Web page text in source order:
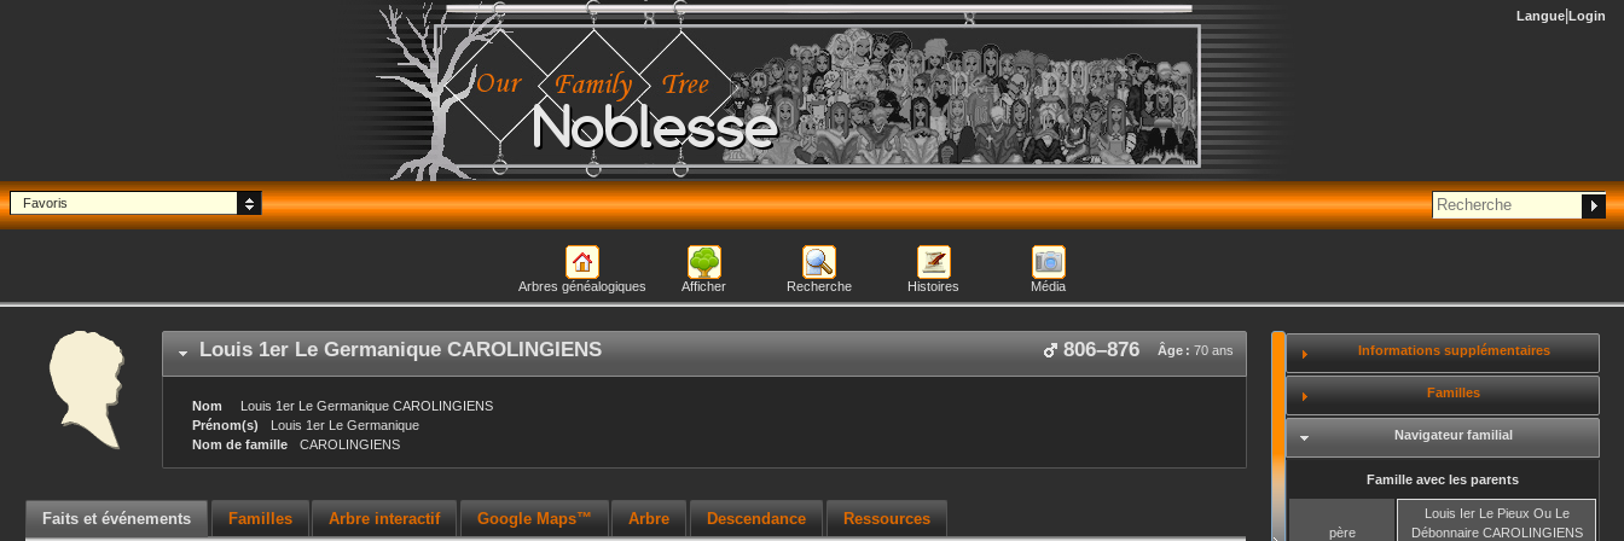
Noblesse
Langue Login
Favoris
Arbres généalogiques Afficher Recherche Histoires Média
Louis 1er Le Germanique CAROLINGIENS Âge : 70 ans
806–876
Nom Louis 1er Le Germanique CAROLINGIENS
Prénom(s)
Louis 1er Le Germanique
Nom de famille
CAROLINGIENS
Faits et événements Familles Arbre interactif Google Maps™ Arbre Descendance Ressources
Informations supplémentaires
Familles
Navigateur familial
Famille avec les parents
père
Louis Ier Le Pieux Ou Le
DébonnaireCAROLINGIENS